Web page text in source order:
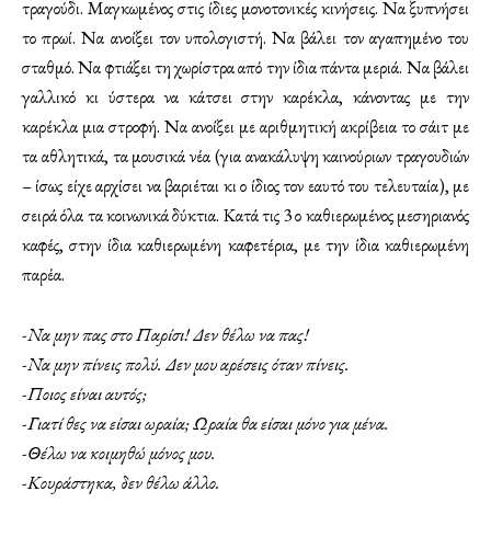
τραγούδι. Μαγκωμένος στις ίδιες μονοτονικές κινήσεις. Να ξυπνήσει
το πρωί. Να ανοίξει τον υπολογιστή. Να βάλει τον αγαπημένο του
σταθμό. Να φτιάξει τη χωρίστρα από την ίδια πάντα μεριά. Να βάλει
γαλλικό κι ύστερα να κάτσει στην καρέκλα, κάνοντας με την
καρέκλα μια στροφή. Να ανοίξει με αριθμητική ακρίβεια το σάιτ με
τα αθλητικά, τα μουσικά νέα (για ανακάλυψη καινούριων τραγουδιών
– ίσως είχε αρχίσει να βαριέται κι ο ίδιος τον εαυτό του τελευταία), με
σειρά όλα τα κοινωνικά δύκτια. Κατά τις 3 ο καθιερωμένος μεσηριανός
καφές, στην ίδια καθιερωμένη καφετέρια, με την ίδια καθιερωμένη
παρέα.
-Να μην πας στο Παρίσι! Δεν θέλω να πας!
-Να μην πίνεις πολύ. Δεν μου αρέσεις όταν πίνεις.
-Ποιος είναι αυτός;
-Γιατί θες να είσαι ωραία; Ωραία θα είσαι μόνο για μένα.
-Θέλω να κοιμηθώ μόνος μου.
-Κουράστηκα, δεν θέλω άλλο.